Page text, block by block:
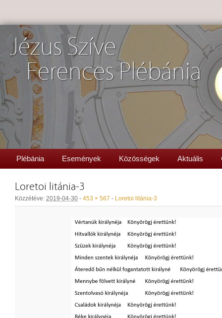
Jézus Szíve
Ferences Plébánia
Plébánia Események Közösségek Aktuális
Loretoi litánia-3
Közzétéve: 2019-04-30 - 453 × 567 - Loretoi litánia-3